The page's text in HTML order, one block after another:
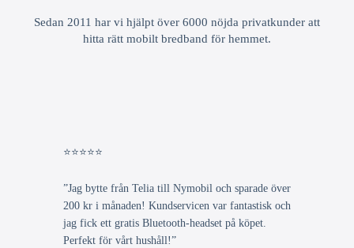
Sedan 2011 har vi hjälpt över 6000 nöjda privatkunder att
hitta rätt mobilt bredband för hemmet.
⭐⭐⭐⭐⭐
”Jag bytte från Telia till Nymobil och sparade över
200 kr i månaden! Kundservicen var fantastisk och
jag fick ett gratis Bluetooth-headset på köpet.
Perfekt för vårt hushåll!”